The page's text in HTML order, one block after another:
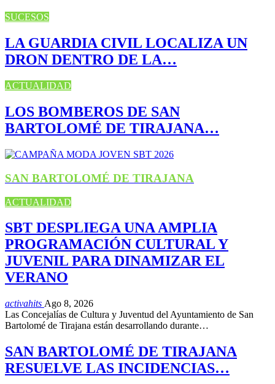
SUCESOS
LA GUARDIA CIVIL LOCALIZA UN
DRON DENTRO DE LA…
ACTUALIDAD
LOS BOMBEROS DE SAN
BARTOLOMÉ DE TIRAJANA…
SAN BARTOLOMÉ DE TIRAJANA
ACTUALIDAD
SBT DESPLIEGA UNA AMPLIA
PROGRAMACIÓN CULTURAL Y
JUVENIL PARA DINAMIZAR EL
VERANO
activahits Ago 8, 2026
Las Concejalías de Cultura y Juventud del Ayuntamiento de San
Bartolomé de Tirajana están desarrollando durante…
SAN BARTOLOMÉ DE TIRAJANA
RESUELVE LAS INCIDENCIAS…